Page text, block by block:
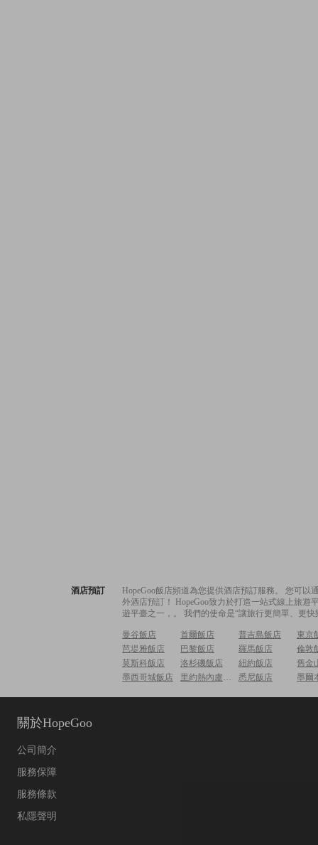
酒店預訂
HopeGoo飯店頻道為您提供酒店預訂服務。 您可
外酒店預訂！ HopeGoo致力於打造一站式線上旅
遊平臺之一，。 我們的使命是“讓旅行更簡單、更
曼谷飯店 首爾飯店 普吉島飯店
東京
芭堤雅飯店
巴黎飯店 羅馬飯店
倫敦
莫斯科飯店
洛杉磯飯店 紐約飯店
舊金
墨西哥城飯店
里約熱內盧飯店 悉尼飯店 墨爾
關於HopeGoo
公司簡介
服務保障
服務條款
私隱聲明